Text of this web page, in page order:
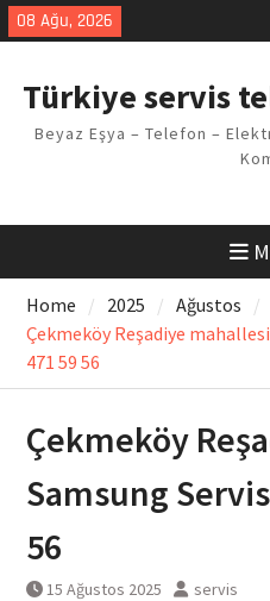
Skip
to
08 Ağu, 2026
Türkiye servis
Beyaz Eşya – Telefon –
Home 2025
Ağustos
Çekmeköy Reşadiye
471 59 56
Çekmeköy
Samsung
56
15 Ağustos 2025 servis